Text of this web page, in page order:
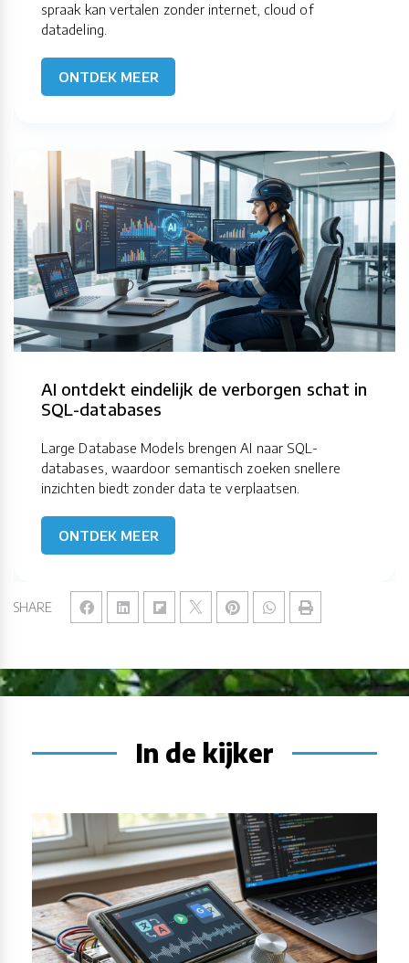
SHARE
spraak kan vertalen zonder internet, cloud of
datadeling.
ONTDEK MEER
AI ontdekt eindelijk de verborgen schat in
SQL-databases
Large Database Models brengen AI naar SQL-
databases, waardoor semantisch zoeken snellere
inzichten biedt zonder data te verplaatsen.
ONTDEK MEER
In de kijker